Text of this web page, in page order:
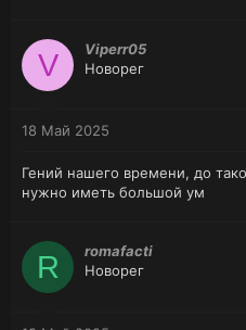
V
Viperr05
Новорег
18 Май 2025
Гений нашего времени, до
нужно иметь большой ум
R
romafacti
Новорег